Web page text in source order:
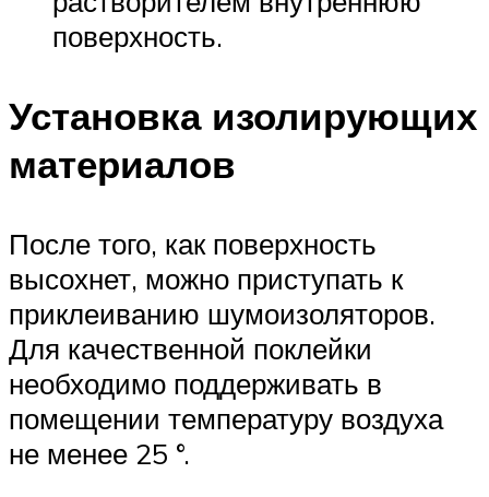
поверхность.
Установка изолирующих
материалов
После того, как поверхность
высохнет, можно приступать к
приклеиванию шумоизоляторов.
Для качественной поклейки
необходимо поддерживать в
помещении температуру воздуха
не менее 25 °.